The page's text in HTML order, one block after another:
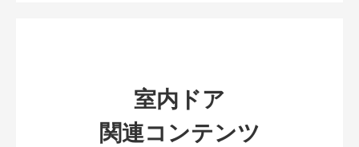
室内ドア
関連コンテンツ